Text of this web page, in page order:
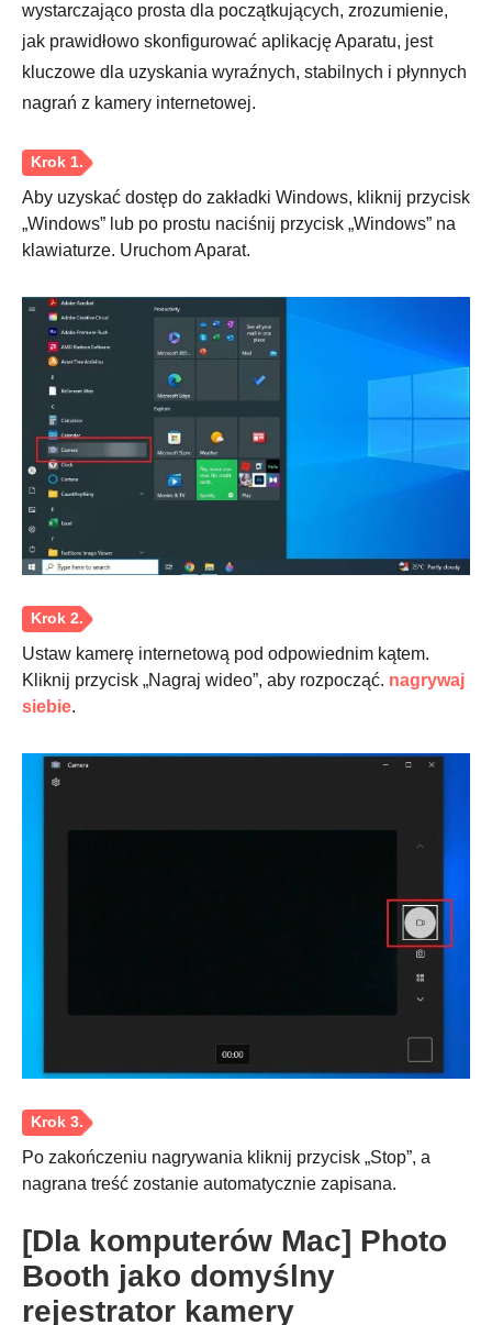
wystarczająco prosta dla początkujących, zrozumienie,
jak prawidłowo skonfigurować aplikację Aparatu, jest
kluczowe dla uzyskania wyraźnych, stabilnych i płynnych
nagrań z kamery internetowej.
Krok 1.
Aby uzyskać dostęp do zakładki Windows, kliknij przycisk
„Windows” lub po prostu naciśnij przycisk „Windows” na
klawiaturze. Uruchom Aparat.
Krok 2.
Ustaw kamerę internetową pod odpowiednim kątem.
Kliknij przycisk „Nagraj wideo”, aby rozpocząć. nagrywaj
siebie.
Po zakończeniu nagrywania kliknij przycisk „Stop”, a
nagrana treść zostanie automatycznie zapisana.
[Dla komputerów Mac] Photo
Booth jako domyślny
rejestrator kamery